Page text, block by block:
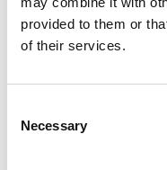
provided to them or
of their services.
Selection
Necessary
2014
Residential
VILLA GEEF